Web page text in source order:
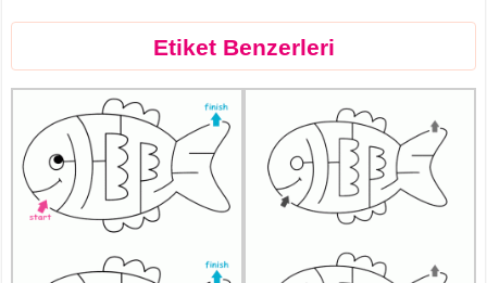
Etiket Benzerleri